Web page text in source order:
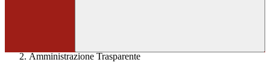
Amministrazione Trasparente